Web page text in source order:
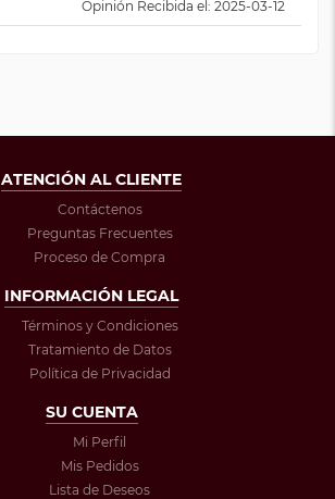
Opinión Recibida el: 2025-03-12
ATENCIÓN AL CLIENTE
Contáctenos
Preguntas Frecuentes
Proceso de Compra
INFORMACIÓN LEGAL
Términos y Condiciones
Tratamiento de Datos
Política de Privacidad
SU CUENTA
Mi Perfil
Mis Pedidos
Lista de Deseos